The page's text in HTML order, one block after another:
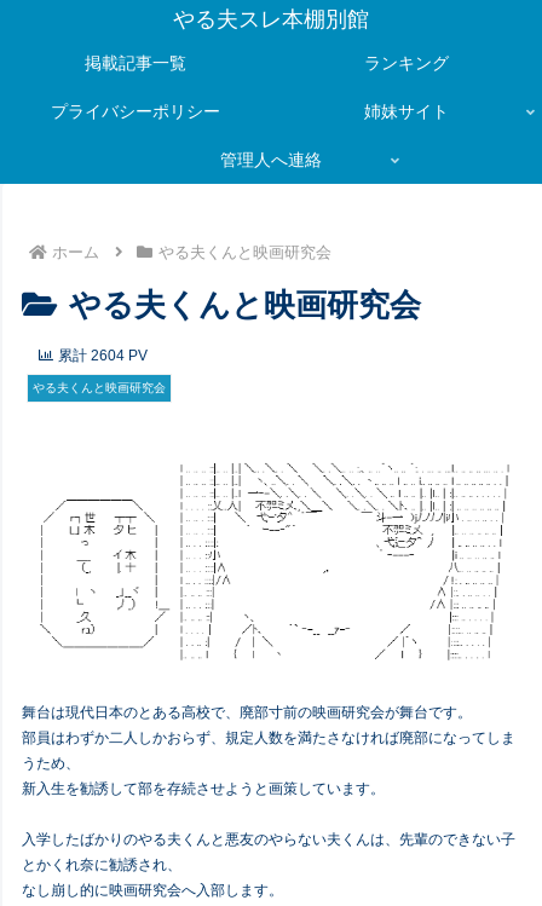
やる夫スレ本棚別館
掲載記事一覧 ランキング
プライバシーポリシー 姉妹サイト
管理人へ連絡
ホーム やる夫くんと映画研究会
やる夫くんと映画研究会
累計 2604 PV
やる夫くんと映画研究会
舞台は現代日本のとある高校で、廃部寸前の映画研究会が舞台です。
部員はわずか二人しかおらず、規定人数を満たさなければ廃部になってしま
うため、
新入生を勧誘して部を存続させようと画策しています。
入学したばかりのやる夫くんと悪友のやらない夫くんは、先輩のできない子
とかくれ奈に勧誘され、
なし崩し的に映画研究会へ入部します。